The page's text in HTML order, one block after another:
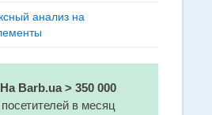
анализ на
На Barb.ua > 350 000
посетителей в месяц